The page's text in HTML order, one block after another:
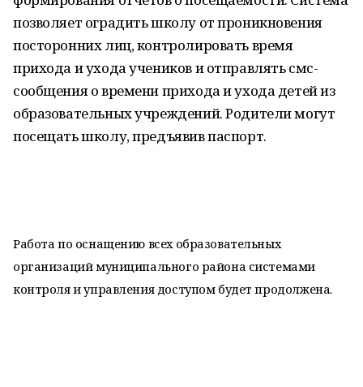
позволяет оградить школу от проникновения
посторонних лиц, контролировать время
прихода и ухода учеников и отправлять смс-
сообщения о времени прихода и ухода детей из
образовательных учреждений. Родители могут
посещать школу, предъявив паспорт.
Работа по оснащению всех образовательных
организаций муниципального района системами
контроля и управления доступом будет продолжена.